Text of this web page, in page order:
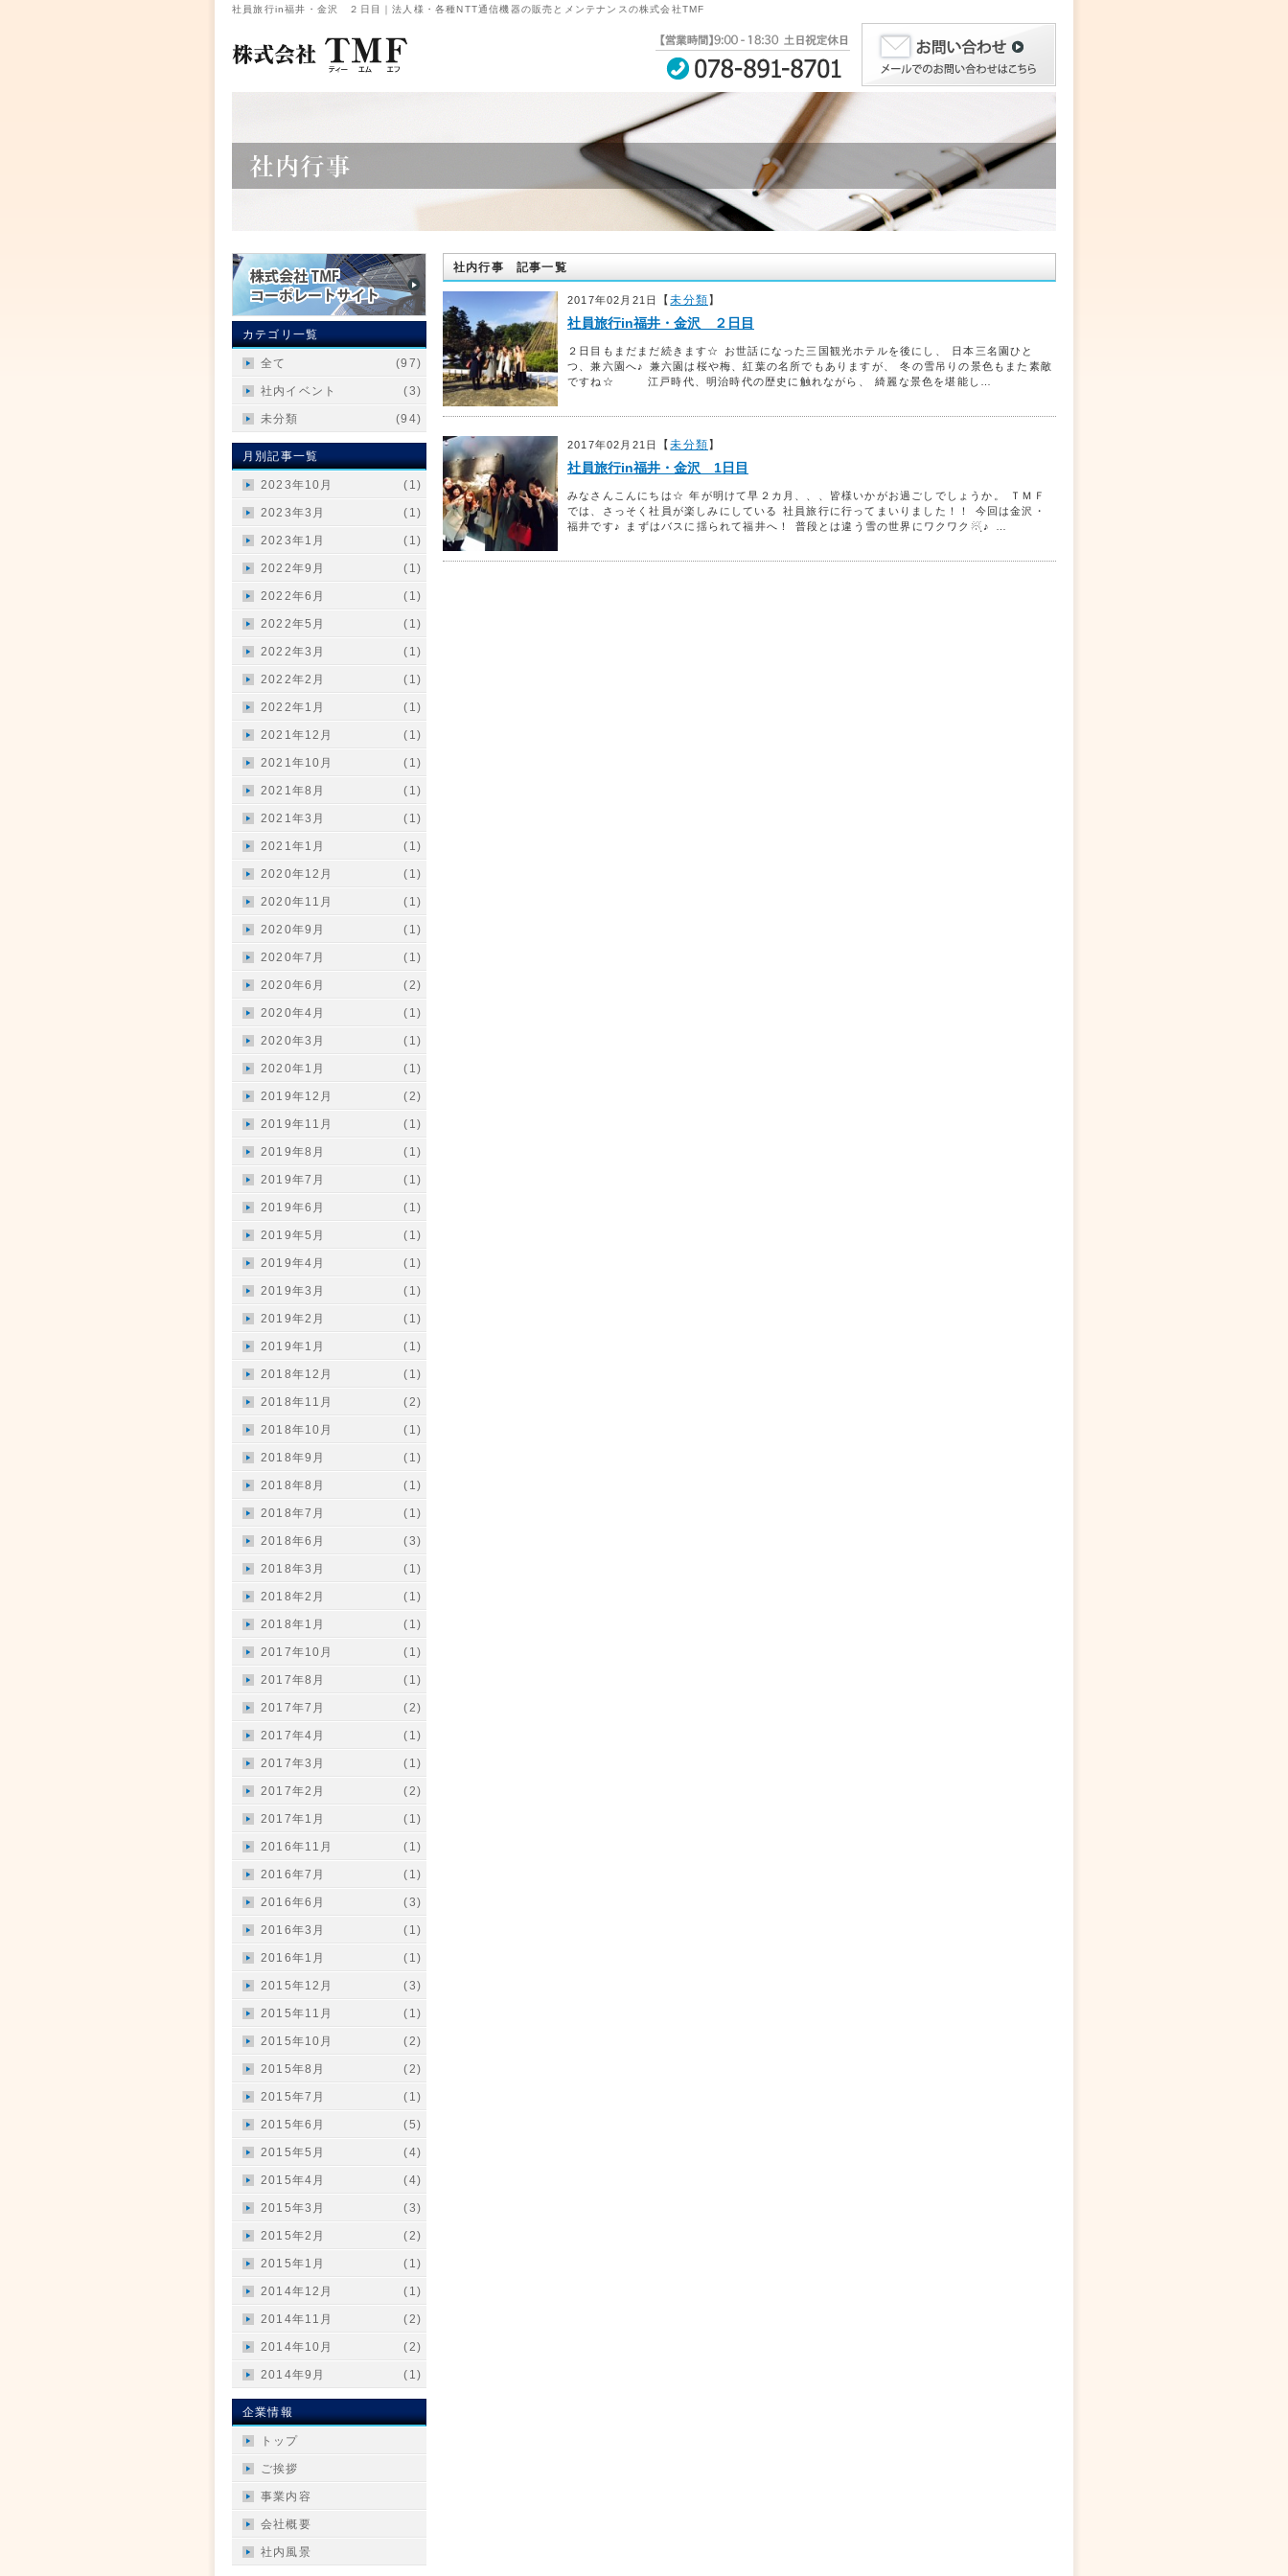
社員旅行in福井・金沢 ２日目｜法人様・各種NTT通信機器の販売とメンテナンスの株式会社TMF
社内行事 記事一覧
2017年02月21日 【未分類 】
社員旅行in福井・金沢 ２日目
２日目もまだまだ続きます☆ お世話になった三国観光ホテルを後にし、 日本三名園ひと
つ、兼六園へ♪ 兼六園は桜や梅、紅葉の名所でもありますが、 冬の雪吊りの景色もまた素敵
ですね☆ 江戸時代、明治時代の歴史に触れながら、 綺麗な景色を堪能し…
2017年02月21日 【未分類 】
社員旅行in福井・金沢 1日目
みなさんこんにちは☆ 年が明けて早２カ月、、、皆様いかがお過ごしでしょうか。 ＴＭＦ
では、さっそく社員が楽しみにしている 社員旅行に行ってまいりました！！ 今回は金沢・
福井です♪ まずはバスに揺られて福井へ！ 普段とは違う雪の世界にワクワク☃ฺ♪ …
カテゴリ一覧
全て (97)
社内イベント (3)
未分類 (94)
月別記事一覧
2023年10月 (1)
2023年3月 (1)
2023年1月 (1)
2022年9月 (1)
2022年6月 (1)
2022年5月 (1)
2022年3月 (1)
2022年2月 (1)
2022年1月 (1)
2021年12月 (1)
2021年10月 (1)
2021年8月 (1)
2021年3月 (1)
2021年1月 (1)
2020年12月 (1)
2020年11月 (1)
2020年9月 (1)
2020年7月 (1)
2020年6月 (2)
2020年4月 (1)
2020年3月 (1)
2020年1月 (1)
2019年12月 (2)
2019年11月 (1)
2019年8月 (1)
2019年7月 (1)
2019年6月 (1)
2019年5月 (1)
2019年4月 (1)
2019年3月 (1)
2019年2月 (1)
2019年1月 (1)
2018年12月 (1)
2018年11月 (2)
2018年10月 (1)
2018年9月 (1)
2018年8月 (1)
2018年7月 (1)
2018年6月 (3)
2018年3月 (1)
2018年2月 (1)
2018年1月 (1)
2017年10月 (1)
2017年8月 (1)
2017年7月 (2)
2017年4月 (1)
2017年3月 (1)
2017年2月 (2)
2017年1月 (1)
2016年11月 (1)
2016年7月 (1)
2016年6月 (3)
2016年3月 (1)
2016年1月 (1)
2015年12月 (3)
2015年11月 (1)
2015年10月 (2)
2015年8月 (2)
2015年7月 (1)
2015年6月 (5)
2015年5月 (4)
2015年4月 (4)
2015年3月 (3)
2015年2月 (2)
2015年1月 (1)
2014年12月 (1)
2014年11月 (2)
2014年10月 (2)
2014年9月 (1)
企業情報
トップ
ご挨拶
事業内容
会社概要
社内風景